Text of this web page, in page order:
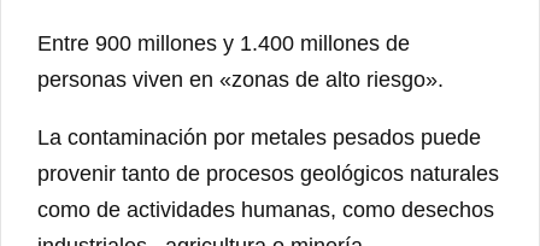
Entre 900 millones y 1.400 millones de
personas viven en «zonas de alto riesgo».
La contaminación por metales pesados ​​puede
provenir tanto de procesos geológicos naturales
como de actividades humanas, como desechos